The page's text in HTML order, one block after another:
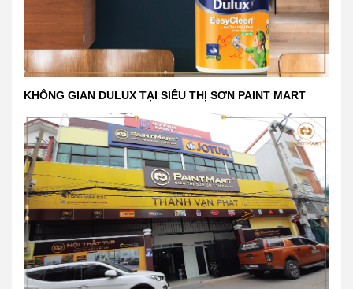
KHÔNG GIAN DULUX TẠI SIÊU THỊ SƠN PAINT MART